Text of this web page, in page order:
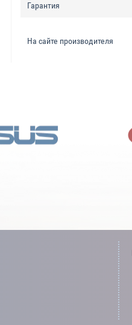
Гарантия
На сайте производителя